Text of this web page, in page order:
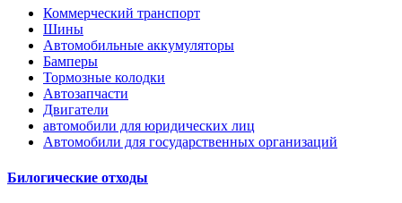
Коммерческий транспорт
Шины
Автомобильные аккумуляторы
Бамперы
Тормозные колодки
Автозапчасти
Двигатели
автомобили для юридических лиц
Автомобили для государственных организаций
Билогические отходы